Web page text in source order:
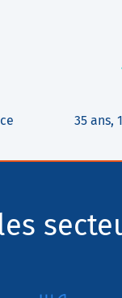
35 ans,